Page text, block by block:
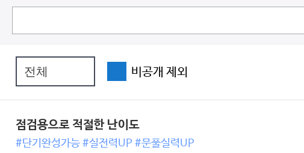
비공개 제외
점검용으로 적절한 난이도
#단기완성가능 #실전력UP #문풀실력UP